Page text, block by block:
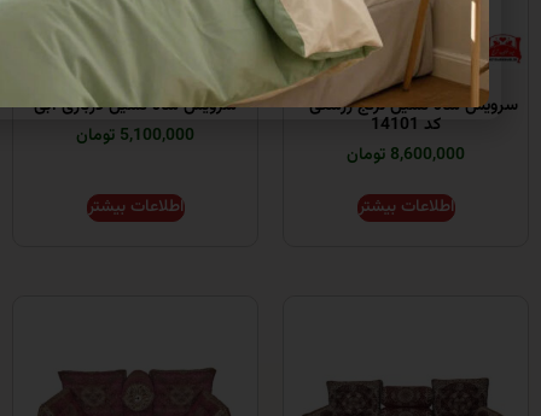
نشین ترنج زرشکی –
اطلاعات بیشتر
سرویس شاه نشین درباری آبی
اطلاعات بیشتر